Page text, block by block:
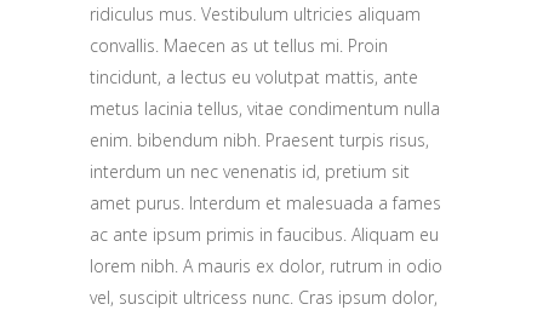
ridiculus mus. Vestibulum ultricies aliquam
convallis. Maecen as ut tellus mi. Proin
tincidunt, a lectus eu volutpat mattis, ante
metus lacinia tellus, vitae condimentum nulla
enim. bibendum nibh. Praesent turpis risus,
interdum un nec venenatis id, pretium sit
amet purus. Interdum et malesuada a fames
ac ante ipsum primis in faucibus. Aliquam eu
lorem nibh. A mauris ex dolor, rutrum in odio
vel, suscipit ultricess nunc. Cras ipsum dolor,